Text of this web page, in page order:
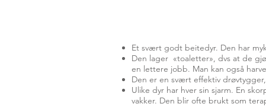
Et svært godt beitedyr. Den har
Den lager «toaletter», dvs at de
en lettere jobb. Man kan også
Den er en svært effektiv
Ulike dyr har hver sin sjarm. En
vakker. Den blir ofte brukt som